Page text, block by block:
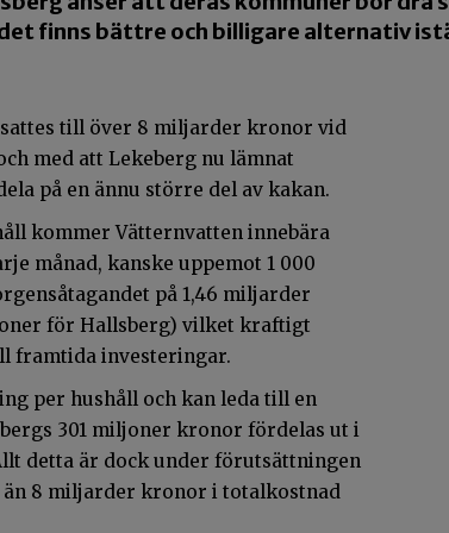
finns bättre och billigare alternativ
till över 8 miljarder kronor vid
med att Lekeberg nu lämnat
på en ännu större del av kakan.
kommer Vätternvatten innebära
månad, kanske uppemot 1 000
på 1,46 miljarder
för Hallsberg) vilket kraftigt
framtida investeringar.
per hushåll och kan leda till en
301 miljoner kronor fördelas ut i
detta är dock under förutsättningen
8 miljarder kronor i totalkostnad